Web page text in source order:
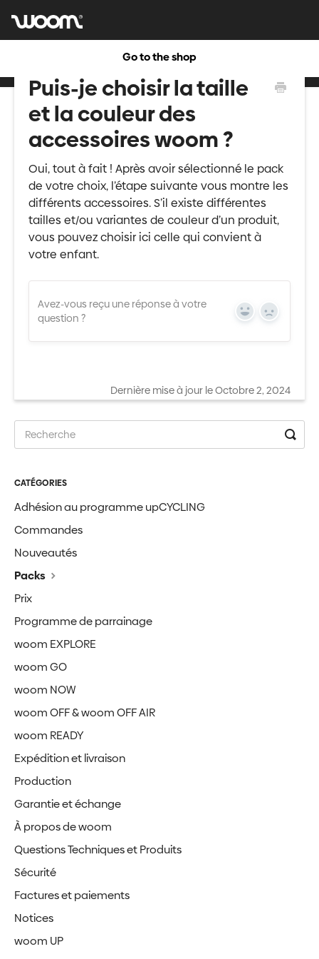
Go to the shop
Puis-je choisir la taille
et la couleur des
accessoires woom ?
Oui, tout à fait ! Après avoir sélectionné le pack
de votre choix, l’étape suivante vous montre les
différents accessoires. S’il existe différentes
tailles et/ou variantes de couleur d’un produit,
vous pouvez choisir ici celle qui convient à
votre enfant.
Avez-vous reçu une réponse à votre
question ?
Yes No
Dernière mise à jour le Octobre 2, 2024
CATÉGORIES
Adhésion au programme upCYCLING
Commandes
Nouveautés
Packs
Prix
Programme de parrainage
woom EXPLORE
woom GO
woom NOW
woom OFF & woom OFF AIR
woom READY
Expédition et livraison
Production
Garantie et échange
À propos de woom
Questions Techniques et Produits
Sécurité
Factures et paiements
Notices
woom UP